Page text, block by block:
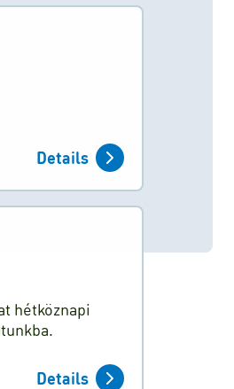
Details
hétköznapi
Details